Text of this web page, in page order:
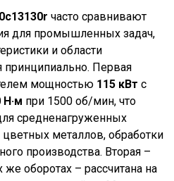
часто сравнивают
для промышленных задач,
и области
принципиально. Первая
мощностью 115 кВт с
Н·м при 1500 об/мин, что
средненагруженных
металлов, обработки
производства. Вторая –
же оборотах – рассчитана на